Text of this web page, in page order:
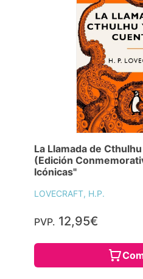
La Llamada de
(Edición
Icónicas"
LOVECRAFT, H.P.
PVP. 12,95€